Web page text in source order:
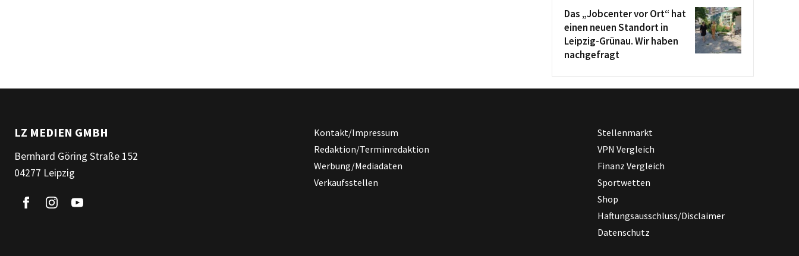
Das „Jobcenter vor Ort“ hat
einen neuen Standort in
Leipzig-Grünau. Wir haben
nachgefragt
LZ MEDIEN GMBH
Bernhard Göring Straße 152
04277 Leipzig
Kontakt/Impressum
Redaktion/Terminredaktion
Werbung/Mediadaten
Verkaufsstellen
Stellenmarkt
VPN Vergleich
Finanz Vergleich
Sportwetten
Shop
Haftungsausschluss/Disclaimer
Datenschutz